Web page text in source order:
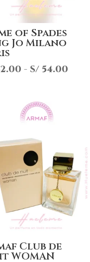
of Spades
Jo Milano
- S/54.00
S/
Club de
WOMAN